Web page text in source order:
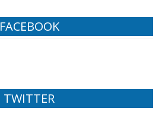
FACEBOOK
TWITTER